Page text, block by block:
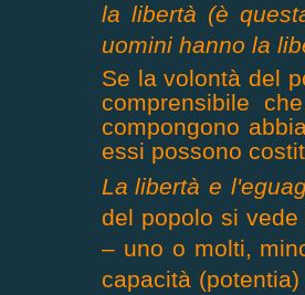
la libertà (è
uomini hanno la
Se la volontà del
comprensibile
compongono
essi possono
La libertà e
del popolo si
– uno o molti,
capacità